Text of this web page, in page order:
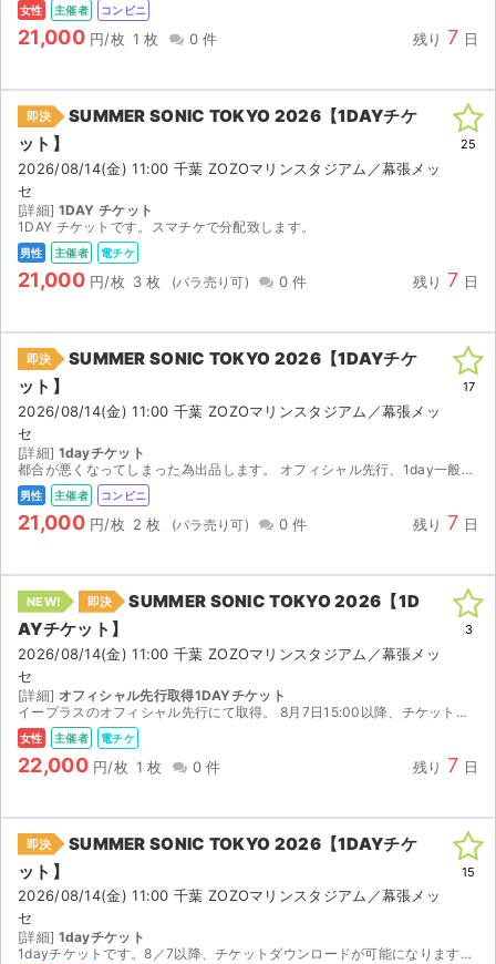
女性 主催者 コンビニ
21,000 円/枚 1 枚 0 件 残り 7 日
即決
SUMMER SONIC TOKYO 2026【1DAYチケ
ット】
2026/08/14(金) 11:00 千葉 ZOZOマリンスタジアム／幕張メッ
セ
[詳細] 1DAY チケット
1DAY チケットです。スマチケで分配致します。
男性 主催者 電チケ
21,000 円/枚 3 枚 0 件 残り 7 日
25
即決
SUMMER SONIC TOKYO 2026【1DAYチケ
ット】
2026/08/14(金) 11:00 千葉 ZOZOマリンスタジアム／幕張メッ
セ
[詳細] 1dayチケット
都合が悪くなってしまった為出品します。 オフィシャル先行、1day一般。支払い済です。 入金確認後、セブンイレブンでの発券番号をお伝えします。8/9 14時～発券開始です。 発券の際に別途...
男性 主催者 コンビニ
21,000 円/枚 2 枚 0 件 残り 7 日
17
NEW! 即決
SUMMER SONIC TOKYO 2026【1D
AYチケット】
2026/08/14(金) 11:00 千葉 ZOZOマリンスタジアム／幕張メッ
セ
[詳細] オフィシャル先行取得1DAYチケット
イープラスのオフィシャル先行にて取得。 8月7日15:00以降、チケットのダウンロードが可能になり次第イープラスのスマチケにて分配予定です。
女性 主催者 電チケ
22,000 円/枚 1 枚 0 件 残り 7 日
3
即決
SUMMER SONIC TOKYO 2026【1DAYチケ
ット】
2026/08/14(金) 11:00 千葉 ZOZOマリンスタジアム／幕張メッ
セ
[詳細] 1dayチケット
1dayチケットです。8／7以降、チケットダウンロードが可能になりますので、スマチケで分配いたします。
15